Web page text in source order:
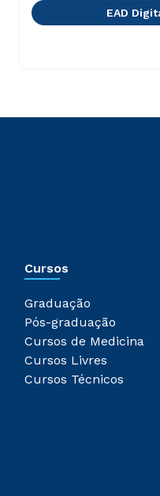
EAD
Cursos
Graduação
Pós-graduação
Cursos de Medicina
Cursos Livres
Cursos Técnicos